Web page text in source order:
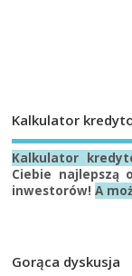
Kalkulator
Kalkulator
Ciebie najlepszą
inwestorów!A
Gorąca dyskusja